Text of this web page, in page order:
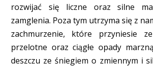
rozwijać się liczne oraz silne
zamglenia. Poza tym utrzyma się z
zachmurzenie, które przyniesie
przelotne oraz ciągłe opady
deszczu ze śniegiem o zmiennym i